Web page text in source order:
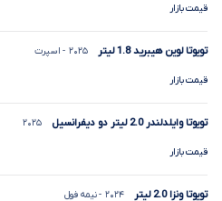
قیمت بازار
تویوتا لوین هیبرید1.8لیتر ۲۰۲۵ - اسپرت
قیمت بازار
تویوتا وایلدلندر2.0لیتر دو دیفرانسیل ۲۰۲۵
قیمت بازار
تویوتا ونزا2.0لیتر ۲۰۲۴ - نیمه فول